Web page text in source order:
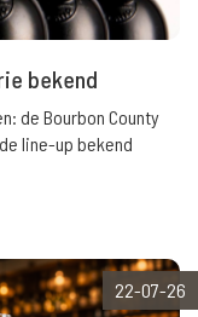
bekend
de Bourbon County
line-up bekend
22-07-26